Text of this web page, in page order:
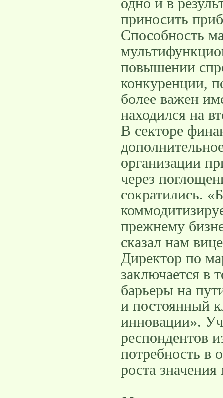
одно и в
приносить
Способность
повышении
конкуренции,
более важен
находился на
В секторе
организации
через
сократились.
прежнему
сказал нам
Директор по
заключается в
барьеры на
и постоянный
инновации».
респондентов
потребность в
роста значения